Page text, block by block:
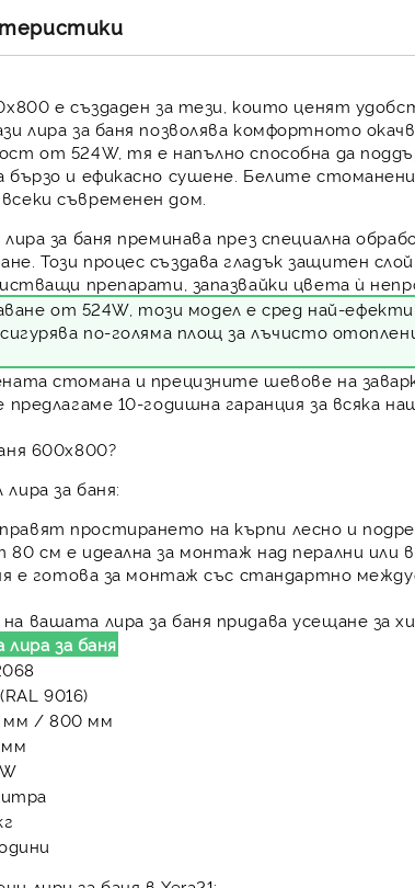
е създаден за тези, които ценят
лира за баня позволява комфортното
от 524W, тя е напълно способна да
и ефикасно сушене. Белите стоманени
съвременен дом.
лира за баня преминава през специална
Този процес създава гладък защитен
препарати, запазвайки цвета ѝ
от 524W, този модел е сред най-
по-голяма площ за лъчисто
стомана и прецизните шевове на
10-годишна гаранция за всяка
600х800?
лира за баня:
простирането на кърпи лесно и
см е идеална за монтаж над перални или в
е готова за монтаж със стандартно
вашата лира за баня придава усещане за
за баня
9016)
мм / 800 мм